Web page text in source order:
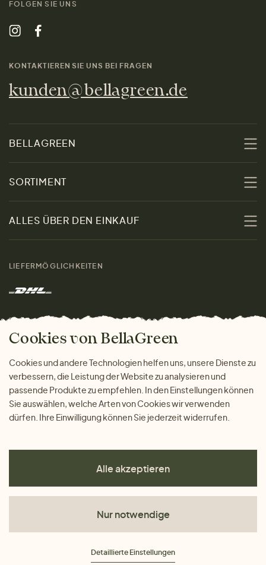
FOLGEN SIE UNS
KONTAKTIEREN SIE UNS BEI FRAGEN
kunden@bellagreen.de
BELLAGREEN
Über uns
Nachhaltigkeit
Kontakt
Marken
Das freundliche Magazin
SORTIMENT
Sale
Damen
Herren
Geschenke
ALLES ÜBER DEN EINKAUF
Warum bei uns einkaufen
LIEFERMÖGLICHKEITEN
ZAHLUNGSMÖGLICHKEITEN
Impressum Cookies
Cookies von BellaGreen
Cookies und andere Technologien helfen uns, unsere Dienste zu
verbessern, die Leistung der Website zu analysieren und
passende Produkte zu empfehlen. In den Einstellungen können
Sie auswählen, welche Arten von Cookies wir verwenden
dürfen. Ihre Einwilligung können Sie jederzeit widerrufen.
Alle akzeptieren
Nur notwendige
Detaillierte Einstellungen